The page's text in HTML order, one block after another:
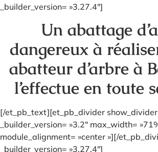
_builder_version= »3.27.4″]
Un abattage
dangereux à
abatteur d’arbre à
l’effectue en toute
[/et_pb_text][et_pb_divider
_builder_version= »3.2″ max_width=
module_alignment= »center »][/
_builder_version= »3.27.4″]